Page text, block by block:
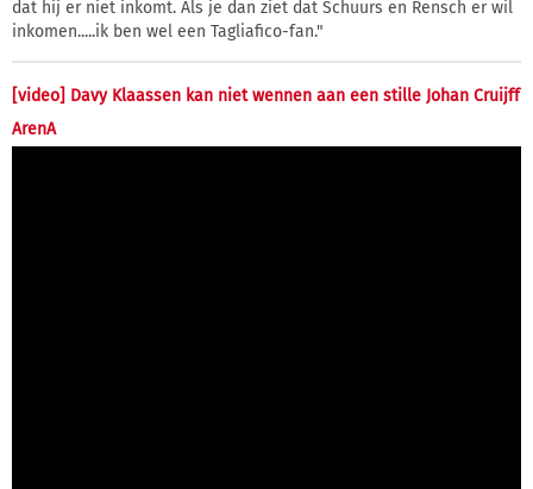
dat hij er niet inkomt. Als je dan ziet dat Schuurs en Rensch er wil
inkomen.....ik ben wel een Tagliafico-fan."
[video] Davy Klaassen kan niet wennen aan een stille Johan Cruijff
ArenA